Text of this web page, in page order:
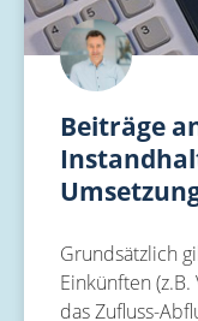
Beiträge
Grundsätzlich
Einkünften
das Zufluss-